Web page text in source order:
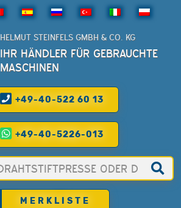
HELMUT STEINFELS GMBH & CO. KG
IHR HÄNDLER FÜR GEBRAUCHTE
MASCHINEN
+49-40-522 60 13
+49-40-5226-013
MERKLISTE